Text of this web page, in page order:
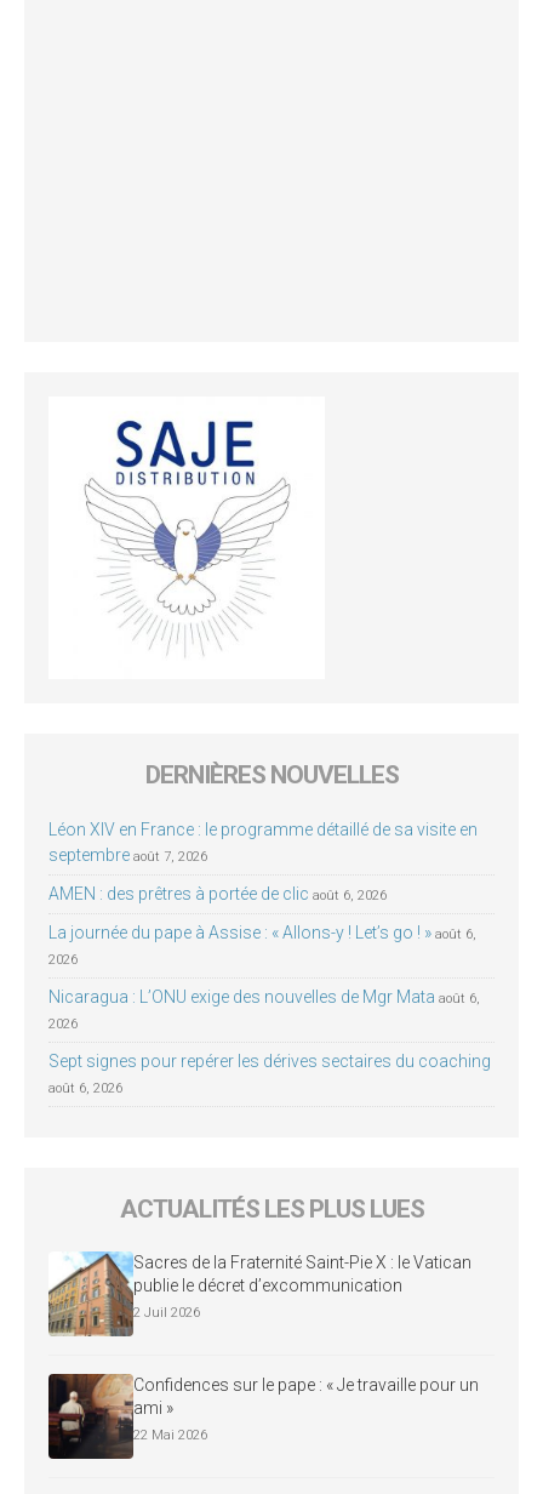
DERNIÈRES NOUVELLES
Léon XIV en France : le programme détaillé de sa visite en
septembre août 7, 2026
AMEN : des prêtres à portée de clic août 6, 2026
La journée du pape à Assise : « Allons-y ! Let’s go ! » août 6,
2026
Nicaragua : L’ONU exige des nouvelles de Mgr Mata août 6,
2026
Sept signes pour repérer les dérives sectaires du coaching
août 6, 2026
ACTUALITÉS LES PLUS LUES
Sacres de la Fraternité Saint-Pie X : le Vatican
publie le décret d’excommunication
2 Juil 2026
Confidences sur le pape : « Je travaille pour un
ami »
22 Mai 2026